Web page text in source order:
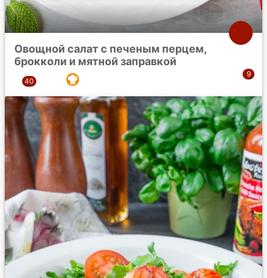
Овощной салат с печеным перцем,
брокколи и мятной заправкой